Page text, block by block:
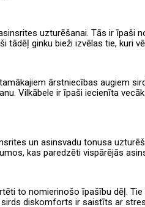
uzturēšanai. Tās ir īpaši
tādēļ ginku bieži izvēlas tie, kuri
ārstniecības augiem
Vilkābele ir īpaši iecienīta
un asinsvadu tonusa
kas paredzēti vispārējās
to nomierinošo īpašību dēļ.
diskomforts ir saistīts ar